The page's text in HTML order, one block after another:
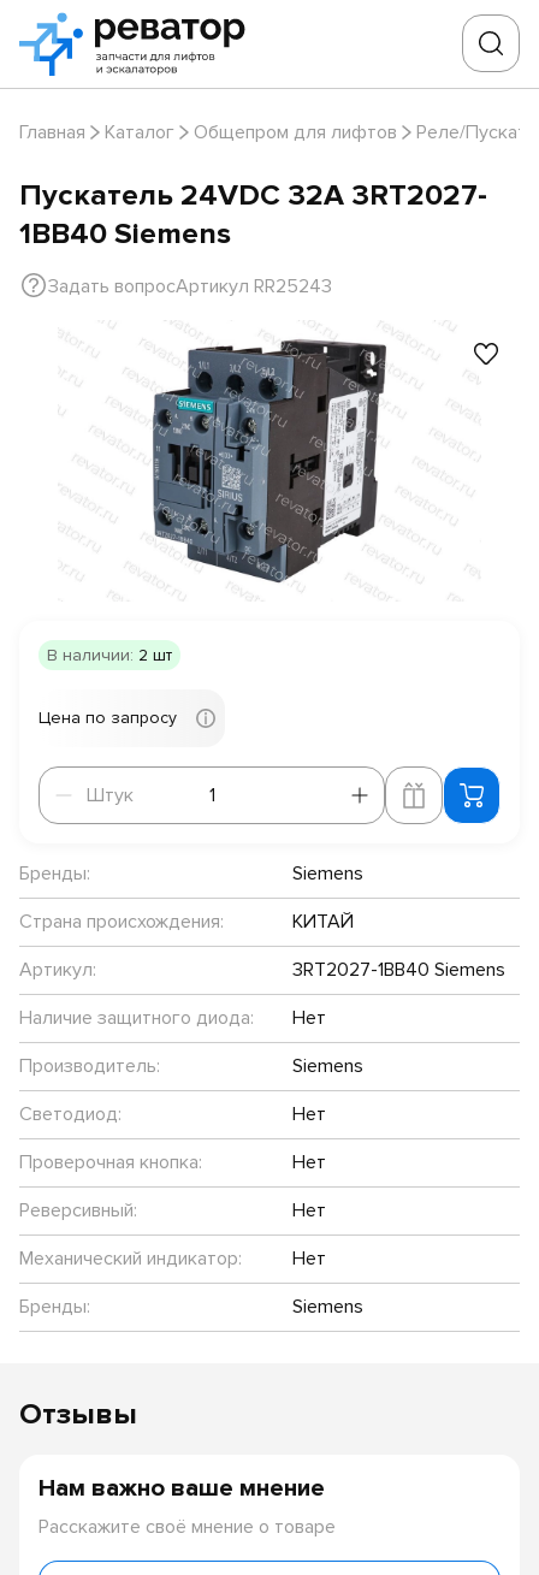
Главная Каталог Общепром для лифтов Реле/
Пускатель 24VDC 32А 3RT2027-
1BB40 Siemens
Задать вопросАртикул RR25243
В наличии: 2 шт
Цена по запросу
Штук
Штук
Бренды:
Siemens
Страна происхождения:
КИТАЙ
Артикул:
3RT2027-1BB40 Siemens
Наличие защитного диода:
Нет
Производитель:
Siemens
Светодиод:
Нет
Проверочная кнопка:
Нет
Реверсивный:
Нет
Механический индикатор:
Нет
Бренды:
Siemens
Отзывы
Нам важно ваше мнение
Расскажите своё мнение о товаре